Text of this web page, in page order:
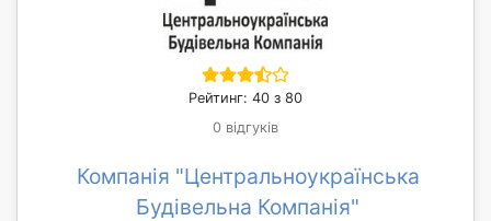
Рейтинг: 40 з 80
0 відгуків
Компанія "Центральноукраїнська
Будівельна Компанія"